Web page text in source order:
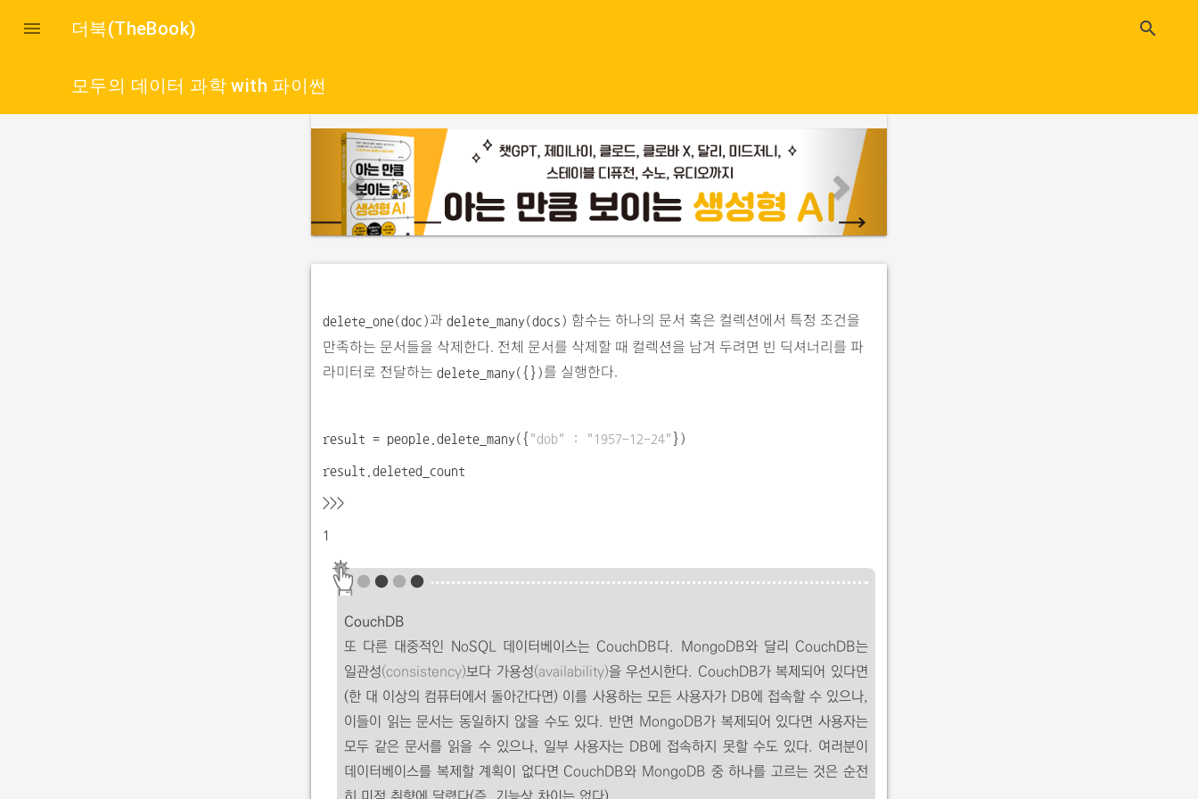
 더북(TheBook) search
모두의 데이터 과학 with 파이썬
p
r
e
v
i
o
s
x
t
delete_one(doc)과 delete_many(docs) 함수는 하나의 문서 혹은 컬렉션에서 특정 조건을
만족하는 문서들을 삭제한다. 전체 문서를 삭제할 때 컬렉션을 남겨 두려면 빈 딕셔너리를 파
라미터로 전달하는 delete_many({})를 실행한다.
result = people.delete_many({ "dob" : "1957-12-24" })
result.deleted_count
>>>
1
● ● ● ●
CouchDB
또 다른 대중적인 NoSQL 데이터베이스는 CouchDB다. MongoDB와 달리 CouchDB는
일관성(consistency)보다 가용성(availability)을 우선시한다. CouchDB가 복제되어 있다면
(한 대 이상의 컴퓨터에서 돌아간다면) 이를 사용하는 모든 사용자가 DB에 접속할 수 있으나,
이들이 읽는 문서는 동일하지 않을 수도 있다. 반면 MongoDB가 복제되어 있다면 사용자는
모두 같은 문서를 읽을 수 있으나, 일부 사용자는 DB에 접속하지 못할 수도 있다. 여러분이
데이터베이스를 복제할 계획이 없다면 CouchDB와 MongoDB 중 하나를 고르는 것은 순전